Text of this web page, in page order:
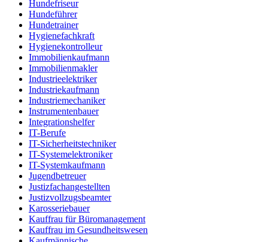
Hundefriseur
Hundeführer
Hundetrainer
Hygienefachkraft
Hygienekontrolleur
Immobilienkaufmann
Immobilienmakler
Industrieelektriker
Industriekaufmann
Industriemechaniker
Instrumentenbauer
Integrationshelfer
IT-Berufe
IT-Sicherheitstechniker
IT-Systemelektroniker
IT-Systemkaufmann
Jugendbetreuer
Justizfachangestellten
Justizvollzugsbeamter
Karosseriebauer
Kauffrau für Büromanagement
Kauffrau im Gesundheitswesen